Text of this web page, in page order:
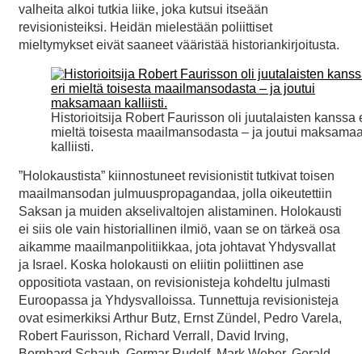
valheita alkoi tutkia liike, joka kutsui itseään
revisionisteiksi. Heidän mielestään poliittiset
mieltymykset eivät saaneet vääristää historiankirjoitusta.
Historioitsija Robert Faurisson oli juutalaisten kanssa
mieltä toisesta maailmansodasta – ja joutui
kalliisti.
”Holokaustista” kiinnostuneet revisionistit tutkivat toisen
maailmansodan julmuuspropagandaa, jolla oikeutettiin
Saksan ja muiden akselivaltojen alistaminen. Holokausti
ei siis ole vain historiallinen ilmiö, vaan se on tärkeä osa
aikamme maailmanpolitiikkaa, jota johtavat Yhdysvallat
ja Israel. Koska holokausti on eliitin poliittinen ase
oppositiota vastaan, on revisionisteja kohdeltu julmasti
Euroopassa ja Yhdysvalloissa. Tunnettuja revisionisteja
ovat esimerkiksi Arthur Butz, Ernst Zündel, Pedro Varela,
Robert Faurisson, Richard Verrall, David Irving,